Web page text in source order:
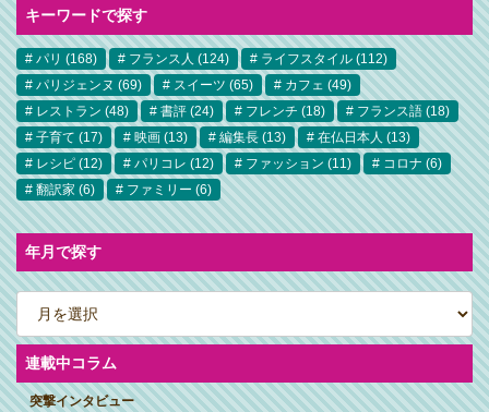
キーワードで探す
パリ (168) フランス人 (124) ライフスタイル (112)
パリジェンヌ (69) スイーツ (65) カフェ (49)
レストラン (48) 書評 (24) フレンチ (18) フランス語 (18)
子育て (17) 映画 (13) 編集長 (13) 在仏日本人 (13)
レシピ (12) パリコレ (12) ファッション (11) コロナ (6)
翻訳家 (6) ファミリー (6)
年月で探す
ア
ー
カ
イ
ブ連載中コラム
突撃インタビュー